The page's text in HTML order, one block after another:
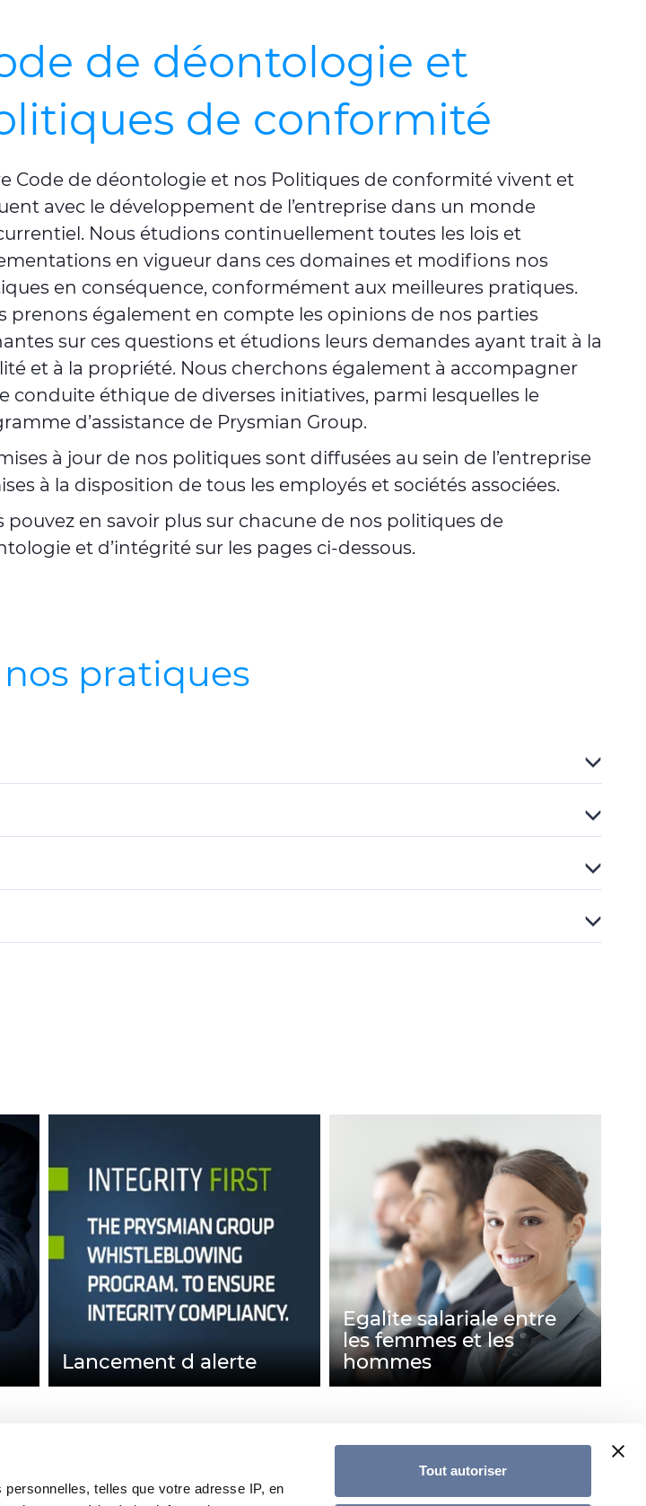
personnelles, telles que votre adresse IP, en
Tout autoriser
de déontologie et
de conformité
Code de déontologie et nos Politiques de conformité vivent et
avec le développement de l’entreprise dans un monde
Nous étudions continuellement toutes les lois et
en vigueur dans ces domaines et modifions nos
en conséquence, conformément aux meilleures pratiques.
prenons également en compte les opinions de nos parties
sur ces questions et étudions leurs demandes ayant trait à la
et à la propriété. Nous cherchons également à accompagner
conduite éthique de diverses initiatives, parmi lesquelles le
d’assistance de Prysmian Group.
à jour de nos politiques sont diffusées au sein de l’entreprise
à la disposition de tous les employés et sociétés associées.
pouvez en savoir plus sur chacune de nos politiques de
et d’intégrité sur les pages ci-dessous.
pratiques
Lancement d alerte
Egalite salariale entre
les femmes et les
hommes